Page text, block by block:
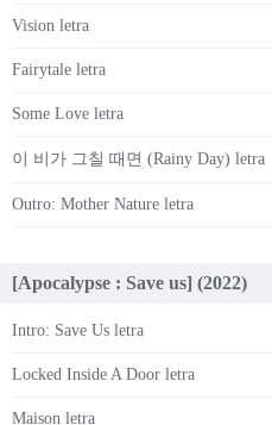
Vision letra
Fairytale letra
Some Love letra
이 비가 그칠 때면 (Rainy Day) letra
Outro: Mother Nature letra
[Apocalypse : Save us] (2022)
Intro: Save Us letra
Locked Inside A Door letra
Maison letra